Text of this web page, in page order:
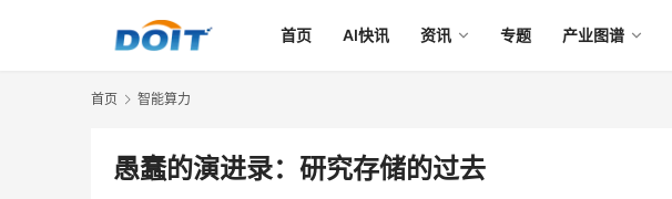
首页 AI快讯 资讯 专题 产业图谱
首页 智能算力
愚蠢的演进录：研究存储的过去